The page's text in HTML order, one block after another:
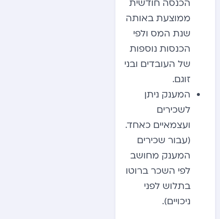
הכנסה חודשית
ממוצעת באותה
שנת המס ולפי
הכנסות נוספות
של העובדים ובני
זוגם.
המענק ניתן
לשכירים
ועצמאיים כאחד.
(עבור שכירים
המענק מחושב
לפי השכר ברוטו
בתלוש לפני
ניכויים).